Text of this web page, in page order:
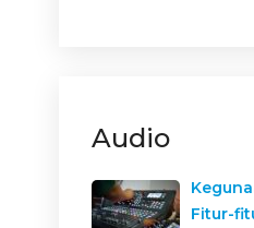
Audio
Fitur-